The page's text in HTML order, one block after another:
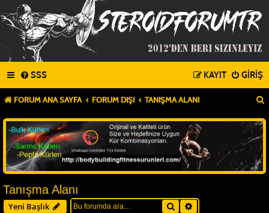
SSS GIRIŞ
KAYIT
FORUM ANA SAYFA FORUM DIŞI TANIŞMA ALANI
Tanışma Alanı
Yeni Başlık Ara